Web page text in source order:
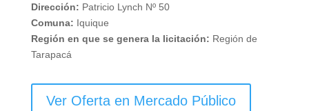
Dirección: Patricio Lynch Nº 50
Comuna: Iquique
Región en que se genera la licitación: Región de
Tarapacá
Ver Oferta en Mercado Público